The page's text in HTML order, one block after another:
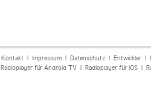
Kontakt| Impressum| Datenschutz| Entwickler|
Radioplayer für Android TV| Radioplayer für iOS|